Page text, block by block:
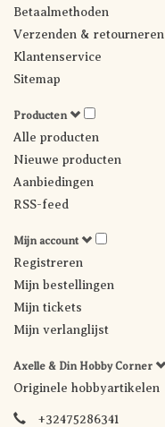
Betaalmethoden
Verzenden & retourneren
Klantenservice
Sitemap
Producten
Alle producten
Nieuwe producten
Aanbiedingen
RSS-feed
Mijn account
Registreren
Mijn bestellingen
Mijn tickets
Mijn verlanglijst
Axelle & Din Hobby Corner
Originele hobbyartikelen
+32475286341